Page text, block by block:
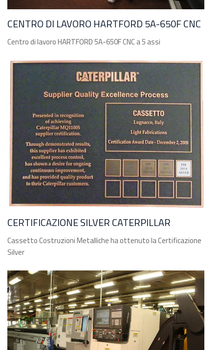
CENTRO DI LAVORO HARTFORD 5A-650F CNC
Centro di lavoro HARTFORD 5A-650F CNC a 5 assi
CERTIFICAZIONE SILVER CATERPILLAR
Cassetto Costruzioni Metalliche ha ottenuto la Certificazione
Silver